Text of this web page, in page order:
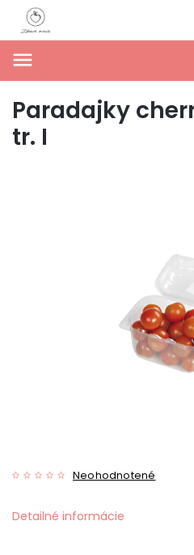
Paradajky
tr. I
Neohodnotené
Detailné informácie